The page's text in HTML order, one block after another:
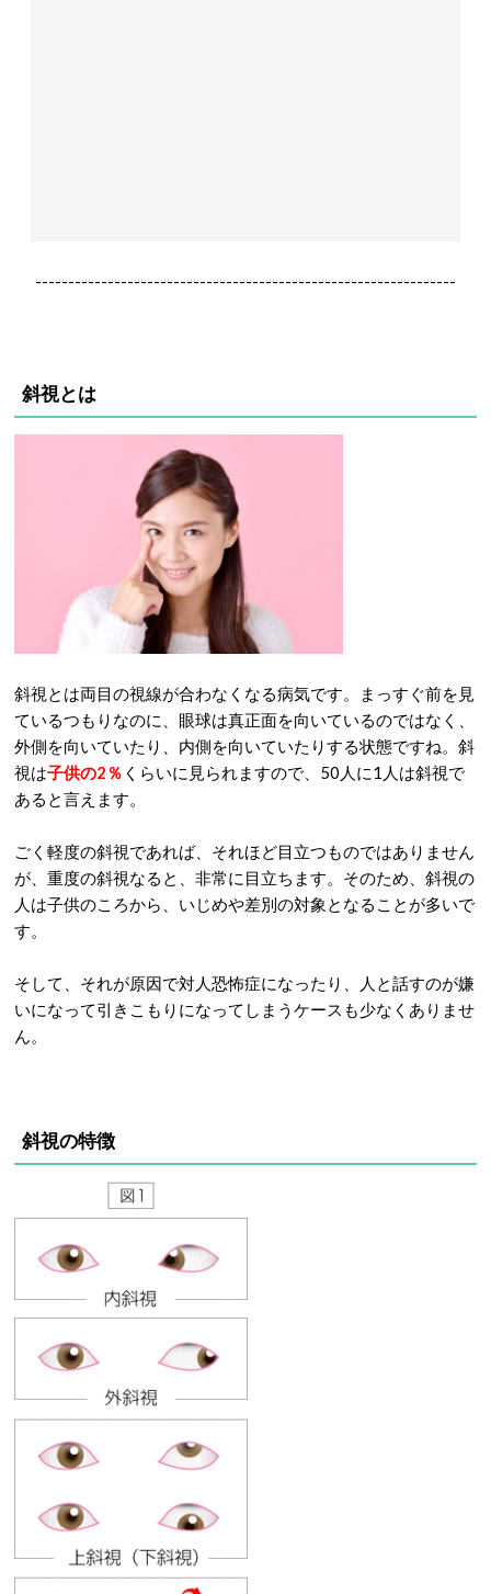
----------------------------------------------------------------
斜視とは
斜視とは両目の視線が合わなくなる病気です。まっすぐ前を見
ているつもりなのに、眼球は真正面を向いているのではなく、
外側を向いていたり、内側を向いていたりする状態ですね。斜
視は子供の2％ くらいに見られますので、50人に1人は斜視で
あると言えます。
ごく軽度の斜視であれば、それほど目立つものではありません
が、重度の斜視なると、非常に目立ちます。そのため、斜視の
人は子供のころから、いじめや差別の対象となることが多いで
す。
そして、それが原因で対人恐怖症になったり、人と話すのが嫌
いになって引きこもりになってしまうケースも少なくありませ
ん。
斜視の特徴